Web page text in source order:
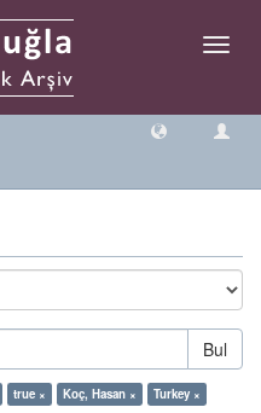
Geçiş
Bul
true × Koç, Hasan × Turkey ×